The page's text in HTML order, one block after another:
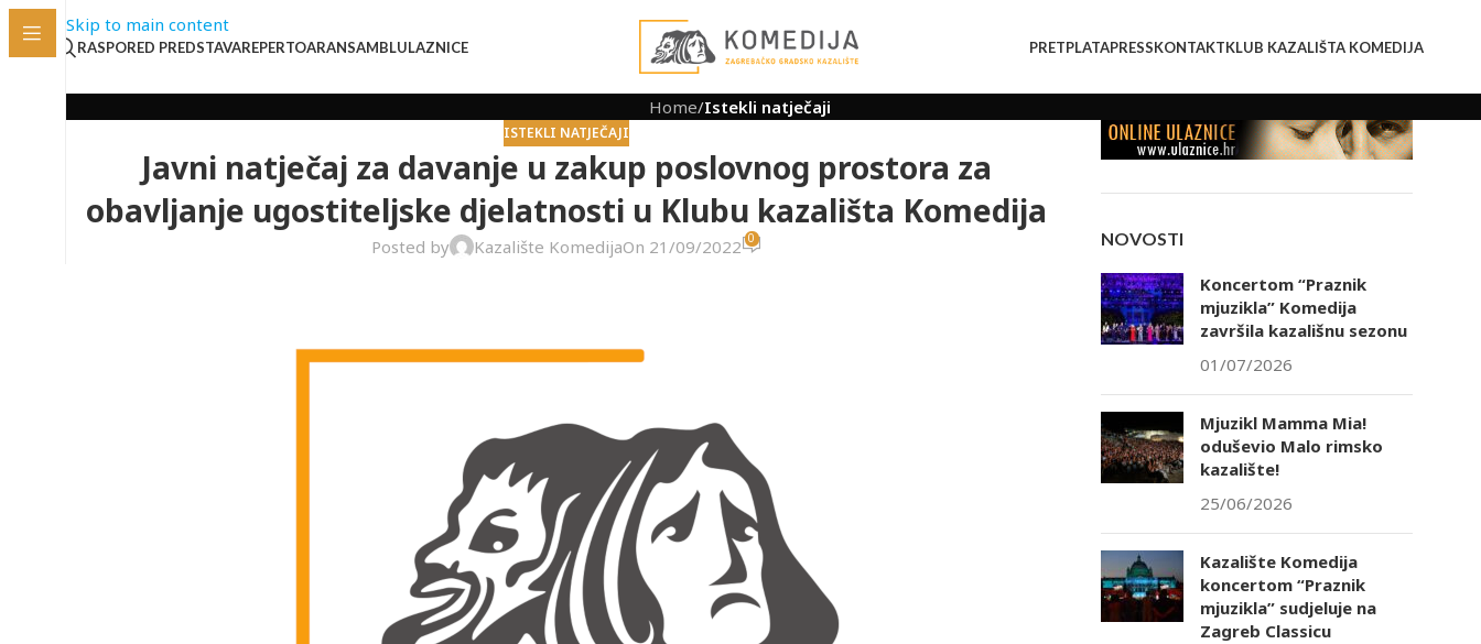
Skip to main content
RASPORED PREDSTAVAREPERTOARANSAMBLULAZNICE PRETPLATAPRESSKONTAKTKLUB KAZALIŠTA KOMEDIJA
Home/Istekli natječaji
ISTEKLI NATJEČAJI
Javni natječaj za davanje u zakup poslovnog prostora za
obavljanje ugostiteljske djelatnosti u Klubu kazališta Komedija
Posted by Kazalište KomedijaOn 21/09/2022 0 NOVOSTI
Koncertom “Praznik
mjuzikla” Komedija
završila kazališnu sezonu
01/07/2026
Mjuzikl Mamma Mia!
oduševio Malo rimsko
kazalište!
25/06/2026
Kazalište Komedija
koncertom “Praznik
mjuzikla” sudjeluje na
Zagreb Classicu